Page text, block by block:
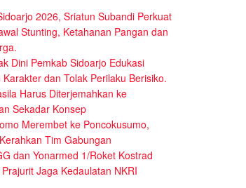
2026, Sriatun Subandi Perkuat
Stunting, Ketahanan Pangan dan
Dini Pemkab Sidoarjo Edukasi
dan Tolak Perilaku Berisiko.
Harus Diterjemahkan ke
Sekadar Konsep
Merembet ke Poncokusumo,
Tim Gabungan
dan Yonarmed 1/Roket Kostrad
Jaga Kedaulatan NKRI